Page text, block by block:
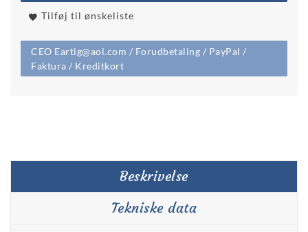
Tilføj til ønskeliste
CEO Eartig@aol.com / Forudbetaling / PayPal /
Faktura / Kreditkort
Beskrivelse
Tekniske data